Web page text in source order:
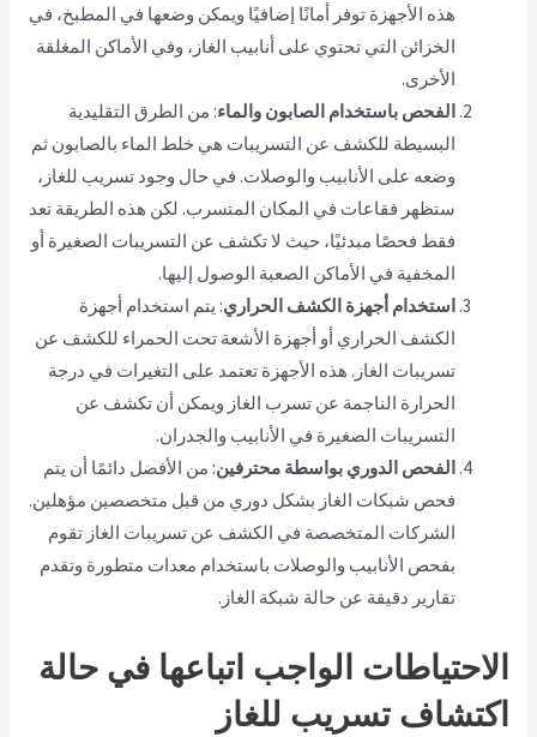
هذه الأجهزة توفر أمانًا إضافيًا ويمكن وضعها في المطبخ، في
الخزائن التي تحتوي على أنابيب الغاز، وفي الأماكن المغلقة
الأخرى.
الفحص باستخدام الصابون والماء: من الطرق التقليدية
البسيطة للكشف عن التسريبات هي خلط الماء بالصابون ثم
وضعه على الأنابيب والوصلات. في حال وجود تسريب للغاز،
ستظهر فقاعات في المكان المتسرب. لكن هذه الطريقة تعد
فقط فحصًا مبدئيًا، حيث لا تكشف عن التسريبات الصغيرة أو
المخفية في الأماكن الصعبة الوصول إليها.
استخدام أجهزة الكشف الحراري: يتم استخدام أجهزة
الكشف الحراري أو أجهزة الأشعة تحت الحمراء للكشف عن
تسريبات الغاز. هذه الأجهزة تعتمد على التغيرات في درجة
الحرارة الناجمة عن تسرب الغاز ويمكن أن تكشف عن
التسريبات الصغيرة في الأنابيب والجدران.
الفحص الدوري بواسطة محترفين: من الأفضل دائمًا أن يتم
فحص شبكات الغاز بشكل دوري من قبل متخصصين مؤهلين.
الشركات المتخصصة في الكشف عن تسريبات الغاز تقوم
بفحص الأنابيب والوصلات باستخدام معدات متطورة وتقدم
تقارير دقيقة عن حالة شبكة الغاز.
الاحتياطات الواجب اتباعها في حالة
اكتشاف تسريب للغاز